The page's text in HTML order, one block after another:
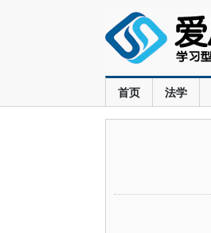
首页 法学